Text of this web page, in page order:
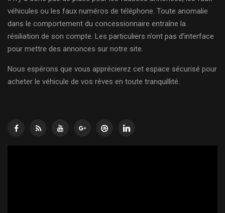
véhicules ou les faux numéros de téléphone. Toute anomalie
dans le comportement du concessionnaire entraîne la
résiliation de son compte. Les particuliers n’ont pas d’interface
pour mettre des annonces sur notre site.
Nous espérons que vous apprécierez cet espace sécurisé pour
acheter le véhicule de vos rêves en toute tranquillité.